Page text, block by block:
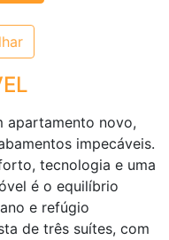
apartamento novo,
impecáveis.
tecnologia e uma
é o equilíbrio
e refúgio
de três suítes, com